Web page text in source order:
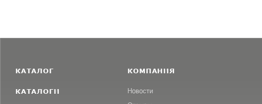
КАТАЛОГ
КАТАЛОГИ
КОМПАНИЯ
Новости